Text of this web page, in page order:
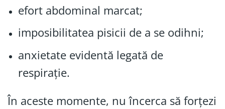
efort abdominal marcat;
imposibilitatea pisicii de a se odihni;
anxietate evidentă legată de
respirație.
În aceste momente, nu încerca să forțezi